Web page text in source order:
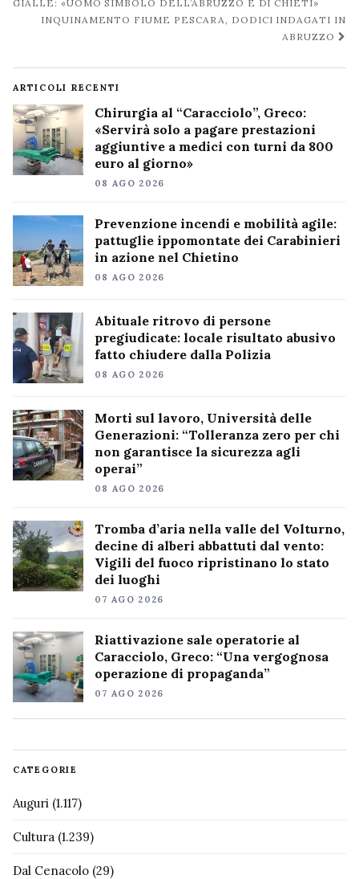
post
GIALLE: «UOMO SIMBOLO DELL’ABRUZZO E DI CHIETI»
INQUINAMENTO FIUME PESCARA, DODICI INDAGATI IN
ABRUZZO
ARTICOLI RECENTI
Chirurgia al “Caracciolo”, Greco:
«Servirà solo a pagare prestazioni
aggiuntive a medici con turni da 800
euro al giorno»
08 AGO 2026
Prevenzione incendi e mobilità agile:
pattuglie ippomontate dei Carabinieri
in azione nel Chietino
08 AGO 2026
Abituale ritrovo di persone
pregiudicate: locale risultato abusivo
fatto chiudere dalla Polizia
08 AGO 2026
Morti sul lavoro, Università delle
Generazioni: “Tolleranza zero per chi
non garantisce la sicurezza agli
operai”
08 AGO 2026
Tromba d’aria nella valle del Volturno,
decine di alberi abbattuti dal vento:
Vigili del fuoco ripristinano lo stato
dei luoghi
07 AGO 2026
Riattivazione sale operatorie al
Caracciolo, Greco: “Una vergognosa
operazione di propaganda”
07 AGO 2026
CATEGORIE
Auguri (1.117)
Cultura (1.239)
Dal Cenacolo (29)